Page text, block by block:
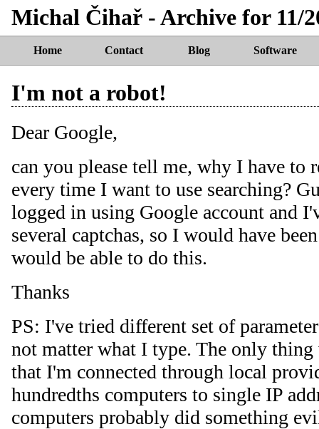
Michal Čihař - Archive for 11/
Home Contact Blog Software
I'm not a robot!
Dear Google,
can you please tell me, why I have to
every time I want to use searching?
logged in using Google account and
several captchas, so I would have
would be able to do this.
Thanks
PS: I've tried different set of
not matter what I type. The only thing
that I'm connected through local
hundredths computers to single IP
computers probably did something